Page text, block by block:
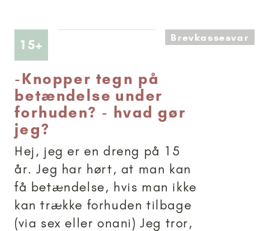
15+ Artikler anbefalet til 15+Brevkassesvar
-Knopper tegn på
betændelse under
forhuden? - hvad gør
jeg?
Hej, jeg er en dreng på 15
år. Jeg har hørt, at man kan
få betændelse, hvis man ikke
kan trække forhuden tilbage
(via sex eller onani) Jeg tror,